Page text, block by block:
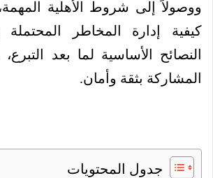
ووصولاً إلى شروط الأهلية
كيفية إدارة المخاطر المحتملة
النصائح الأساسية لما بعد
المشاركة بثقة وأمان.
جدول المحتويات